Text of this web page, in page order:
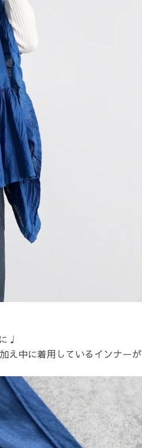
♩
え中に着用しているインナーが